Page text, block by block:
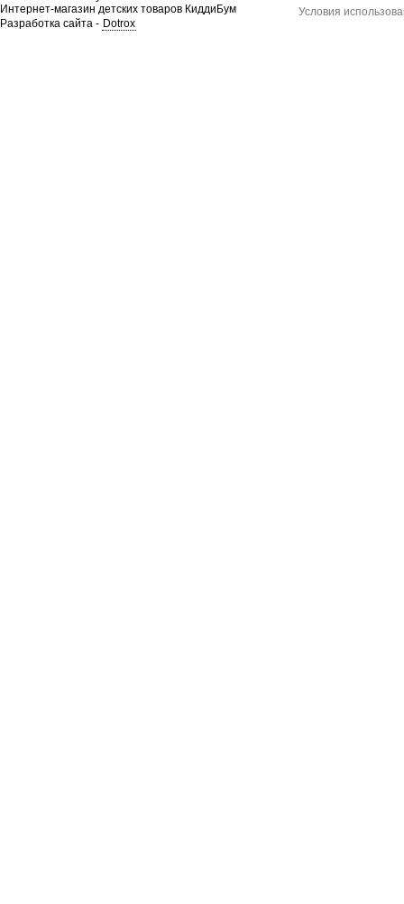
Интернет-магазин детских товаров КиддиБум
Разработка сайта - Dotrox
Условия